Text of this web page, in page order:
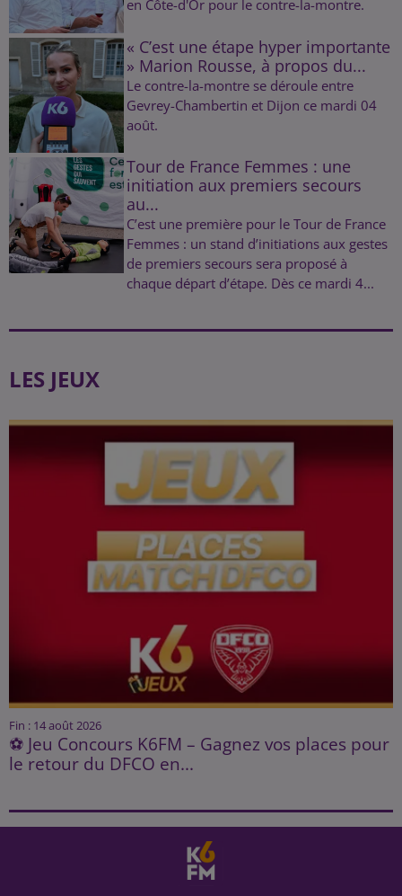
en Côte-d'Or pour le contre-la-montre.
« C’est une étape hyper importante
» Marion Rousse, à propos du...
Le contre-la-montre se déroule entre
Gevrey-Chambertin et Dijon ce mardi 04
août.
Tour de France Femmes : une
initiation aux premiers secours
au...
C’est une première pour le Tour de France
Femmes : un stand d’initiations aux gestes
de premiers secours sera proposé à
chaque départ d’étape. Dès ce mardi 4...
LES JEUX
Fin : 14 août 2026
⚽ Jeu Concours K6FM – Gagnez vos places pour
le retour du DFCO en...